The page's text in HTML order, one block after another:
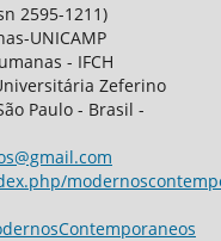
2595-1211)
UNICAMP
- IFCH
Zeferino
Paulo - Brasil -